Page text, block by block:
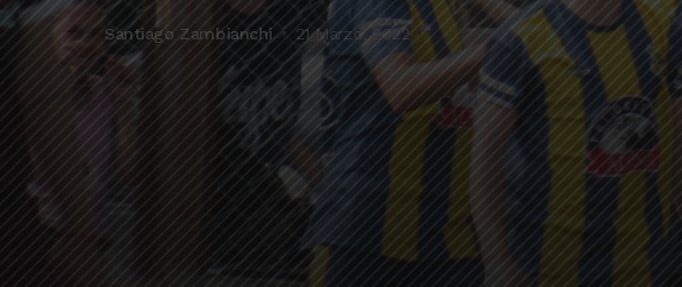
Santiago Zambianchi 21 Marzo, 2022